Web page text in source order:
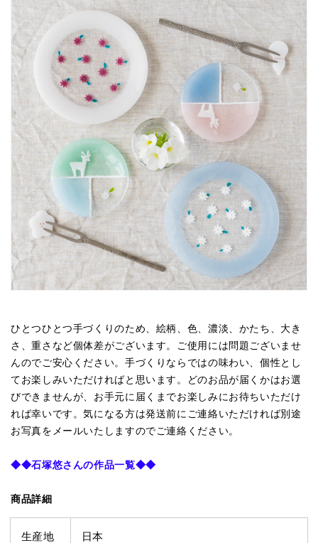
ひとつひとつ手づくりのため、絵柄、色、濃淡、かたち、大き
さ、重さなど個体差がございます。ご使用には問題ございませ
んのでご安心ください。手づくりならではの味わい、個性とし
てお楽しみいただければと思います。どのお品が届くかはお選
びできませんが、お手元に届くまでお楽しみにお待ちいただけ
れば幸いです。気になる方は発送前にご連絡いただければ別途
お写真をメールいたしますのでご連絡ください。
◆◆石塚悠さんの作品一覧◆◆
商品詳細
生産地 日本